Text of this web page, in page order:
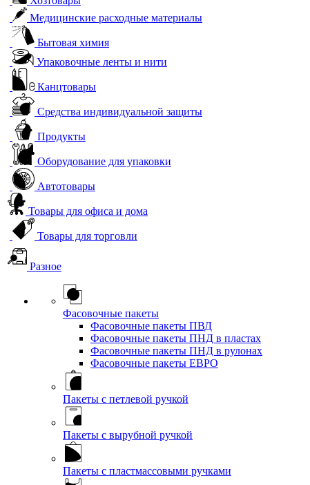
Медицинские расходные материалы
Бытовая химия
Упаковочные ленты и нити
Канцтовары
Средства индивидуальной защиты
Продукты
Оборудование для упаковки
Автотовары
Товары для офиса и дома
Товары для торговли
Разное
Фасовочные пакеты
Фасовочные пакеты ПВД
Фасовочные пакеты ПНД в пластах
Фасовочные пакеты ПНД в рулонах
Фасовочные пакеты ЕВРО
Пакеты с петлевой ручкой
Пакеты с вырубной ручкой
Пакеты с пластмассовыми ручками